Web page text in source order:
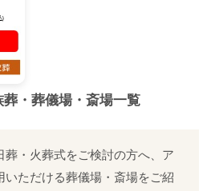
葬・葬儀場・斎場一覧
葬・火葬式をご検討の方へ、ア
いただける葬儀場・斎場をご紹